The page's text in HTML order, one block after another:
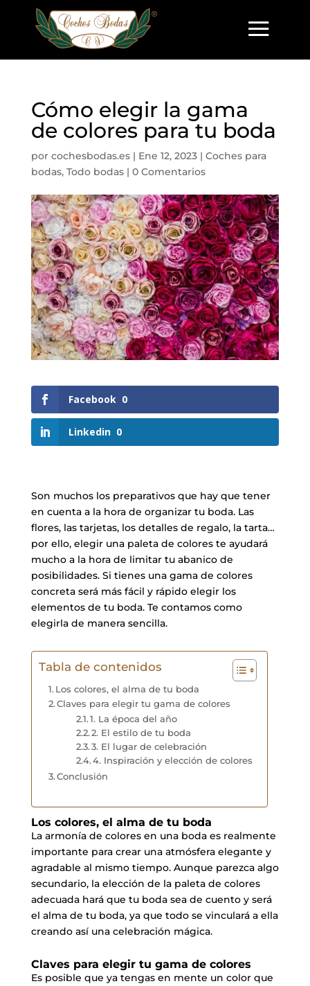
Cómo elegir la gama
de colores para tu boda
por cochesbodas.es| Ene 12, 2023| Coches para
bodas, Todo bodas| 0 Comentarios
Facebook 0
Linkedin 0
Son muchos los preparativos que hay que tener
en cuenta a la hora de organizar tu boda. Las
flores, las tarjetas, los detalles de regalo, la tarta…
por ello, elegir una paleta de colores te ayudará
mucho a la hora de limitar tu abanico de
posibilidades. Si tienes una gama de colores
concreta será más fácil y rápido elegir los
elementos de tu boda. Te contamos como
elegirla de manera sencilla.
Tabla de contenidos
Los colores, el alma de tu boda
Claves para elegir tu gama de colores
1. La época del año
2. El estilo de tu boda
3. El lugar de celebración
4. Inspiración y elección de colores
Conclusión
Los colores, el alma de tu boda
La armonía de colores en una boda es realmente
importante para crear una atmósfera elegante y
agradable al mismo tiempo. Aunque parezca algo
secundario, la elección de la paleta de colores
adecuada hará que tu boda sea de cuento y será
el alma de tu boda, ya que todo se vinculará a ella
creando así una celebración mágica.
Claves para elegir tu gama de colores
Es posible que ya tengas en mente un color que